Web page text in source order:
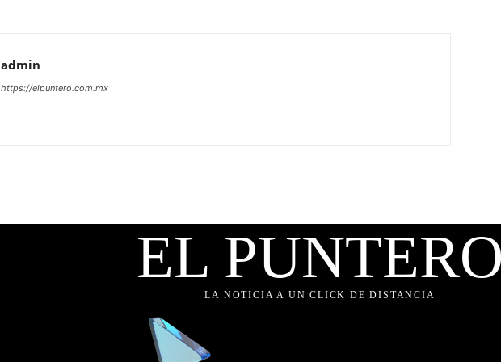
admin
https://elpuntero.com.mx
EL
LA NOTICIA A UN CLICK DE DISTANCIA